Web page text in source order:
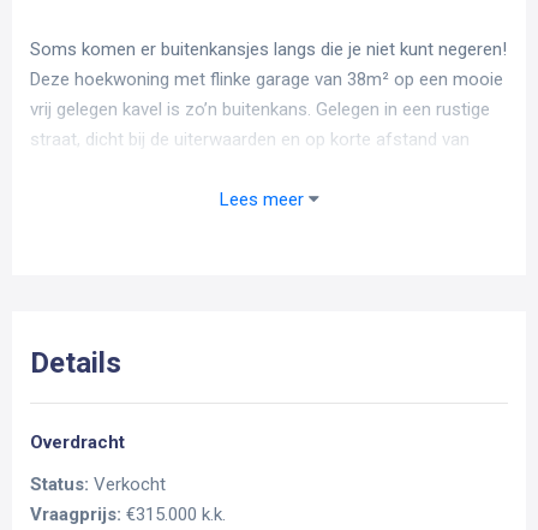
Soms komen er buitenkansjes langs die je niet kunt negeren!
Deze hoekwoning met flinke garage van 38m² op een mooie
vrij gelegen kavel is zo’n buitenkans. Gelegen in een rustige
straat, dicht bij de uiterwaarden en op korte afstand van
heeft een eigen oprit. De woning heeft een woonoppervlakte
Indeling van de woning
Begane grond:
Lees meer
Details
Overdracht
Status: Verkocht
Vraagprijs: €315.000 k.k.